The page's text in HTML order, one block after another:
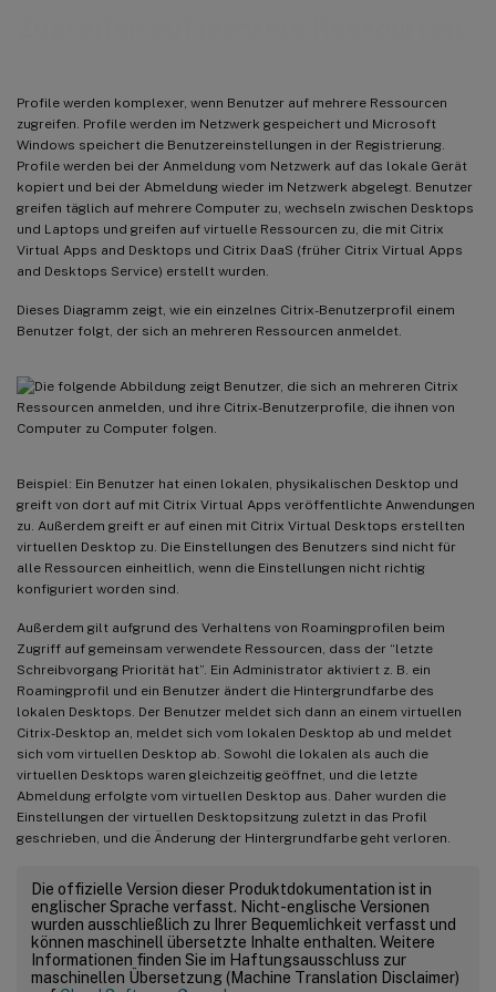
Profile werden komplexer, wenn Benutzer auf mehrere Ressourcen
zugreifen. Profile werden im Netzwerk gespeichert und Microsoft
Windows speichert die Benutzereinstellungen in der Registrierung.
Profile werden bei der Anmeldung vom Netzwerk auf das lokale Gerät
kopiert und bei der Abmeldung wieder im Netzwerk abgelegt. Benutzer
greifen täglich auf mehrere Computer zu, wechseln zwischen Desktops
und Laptops und greifen auf virtuelle Ressourcen zu, die mit Citrix
Virtual Apps and Desktops und Citrix DaaS (früher Citrix Virtual Apps
and Desktops Service) erstellt wurden.
Dieses Diagramm zeigt, wie ein einzelnes Citrix-Benutzerprofil einem
Benutzer folgt, der sich an mehreren Ressourcen anmeldet.
Beispiel: Ein Benutzer hat einen lokalen, physikalischen Desktop und
greift von dort auf mit Citrix Virtual Apps veröffentlichte Anwendungen
zu. Außerdem greift er auf einen mit Citrix Virtual Desktops erstellten
virtuellen Desktop zu. Die Einstellungen des Benutzers sind nicht für
alle Ressourcen einheitlich, wenn die Einstellungen nicht richtig
konfiguriert worden sind.
Außerdem gilt aufgrund des Verhaltens von Roamingprofilen beim
Zugriff auf gemeinsam verwendete Ressourcen, dass der “letzte
Schreibvorgang Priorität hat”. Ein Administrator aktiviert z. B. ein
Roamingprofil und ein Benutzer ändert die Hintergrundfarbe des
lokalen Desktops. Der Benutzer meldet sich dann an einem virtuellen
Citrix-Desktop an, meldet sich vom lokalen Desktop ab und meldet
sich vom virtuellen Desktop ab. Sowohl die lokalen als auch die
virtuellen Desktops waren gleichzeitig geöffnet, und die letzte
Abmeldung erfolgte vom virtuellen Desktop aus. Daher wurden die
Einstellungen der virtuellen Desktopsitzung zuletzt in das Profil
geschrieben, und die Änderung der Hintergrundfarbe geht verloren.
Die offizielle Version dieser Produktdokumentation ist in
englischer Sprache verfasst. Nicht-englische Versionen
wurden ausschließlich zu Ihrer Bequemlichkeit verfasst und
können maschinell übersetzte Inhalte enthalten. Weitere
Informationen finden Sie im Haftungsausschluss zur
maschinellen Übersetzung (Machine Translation Disclaimer)